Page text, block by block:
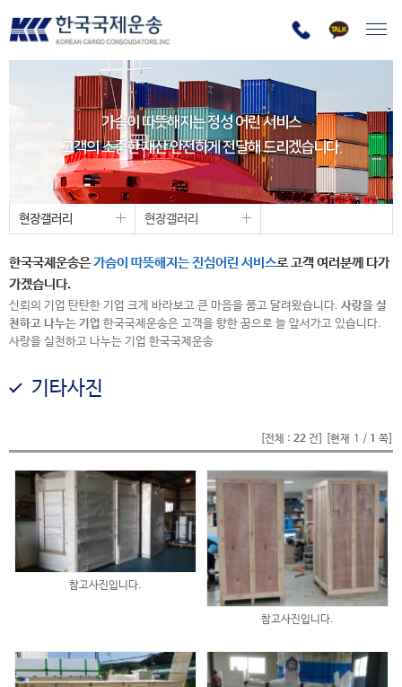
가슴이 따뜻해지는 정성 어린 서비스
고객의 소중한 재산 안전하게 전달해 드리겠습니다.
현장갤러리 현장갤러리
한국국제운송은가슴이 따뜻해지는 진심어린 서비스로 고객 여러분께 다가
가겠습니다.
신뢰의 기업 탄탄한 기업 크게 바라보고 큰 마음을 품고 달려왔습니다. 사랑을 실
천하고 나누는 기업 한국국제운송은 고객을 향한 꿈으로 늘 앞서가고 있습니다.
사랑을 실천하고 나누는 기업 한국국제운송
기타사진
[전체 : 22 건] [현재 1 / 1 쪽]
참고사진입니다.
참고사진입니다.